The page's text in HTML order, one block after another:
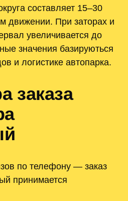
составляет 15–30
движении. При заторах и
увеличивается до
значения базируються
и логистике автопарка.
заказа
по телефону — заказ
принимается